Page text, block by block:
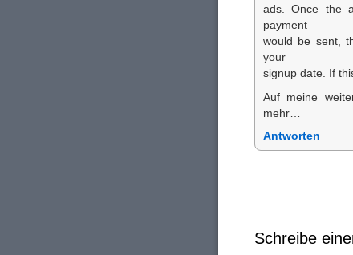
ads. Once the
payment
would be sent,
your
signup date. If
Auf meine
mehr…
Antworten
Schreibe